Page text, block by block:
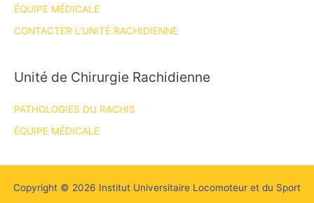
ÉQUIPE MÉDICALE
CONTACTER L’UNITÉ RACHIDIENNE
Unité de Chirurgie Rachidienne
PATHOLOGIES DU RACHIS
ÉQUIPE MÉDICALE
Copyright © 2026 Institut Universitaire Locomoteur et du Sport